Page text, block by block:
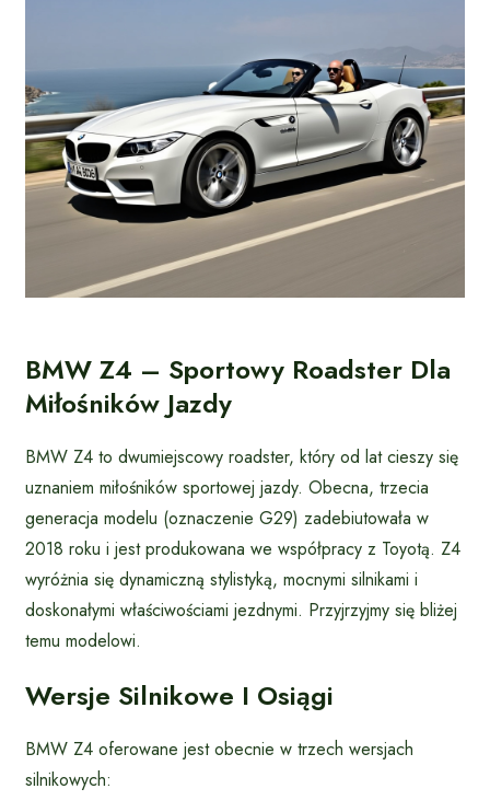
BMW Z4 – Sportowy Roadster Dla
Miłośników Jazdy
BMW Z4 to dwumiejscowy roadster, który od lat cieszy się
uznaniem miłośników sportowej jazdy. Obecna, trzecia
generacja modelu (oznaczenie G29) zadebiutowała w
2018 roku i jest produkowana we współpracy z Toyotą. Z4
wyróżnia się dynamiczną stylistyką, mocnymi silnikami i
doskonałymi właściwościami jezdnymi. Przyjrzyjmy się bliżej
temu modelowi.
Wersje Silnikowe I Osiągi
BMW Z4 oferowane jest obecnie w trzech wersjach
silnikowych: